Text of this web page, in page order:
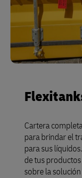
Cartera
para brindar el
para sus
de tus
sobre la